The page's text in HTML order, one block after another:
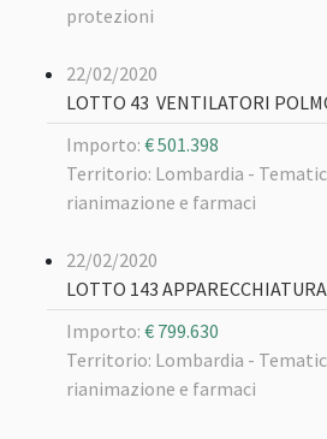
protezioni
22/02/2020
LOTTO 43 VENTILATORI
Importo: € 501.398
Territorio: Lombardia -
rianimazione e farmaci
22/02/2020
LOTTO 143
Importo: € 799.630
Territorio: Lombardia -
rianimazione e farmaci